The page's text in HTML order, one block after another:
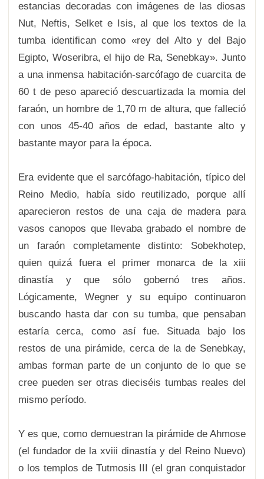
estancias decoradas con imágenes de las diosas
Nut, Neftis, Selket e Isis, al que los textos de la
tumba identifican como «rey del Alto y del Bajo
Egipto, Woseribra, el hijo de Ra, Senebkay». Junto
a una inmensa habitación-sarcófago de cuarcita de
60 t de peso apareció descuartizada la momia del
faraón, un hombre de 1,70 m de altura, que falleció
con unos 45-40 años de edad, bastante alto y
bastante mayor para la época.
Era evidente que el sarcófago-habitación, típico del
Reino Medio, había sido reutilizado, porque allí
aparecieron restos de una caja de madera para
vasos canopos que llevaba grabado el nombre de
un faraón completamente distinto: Sobekhotep,
quien quizá fuera el primer monarca de la xiii
dinastía y que sólo gobernó tres años.
Lógicamente, Wegner y su equipo continuaron
buscando hasta dar con su tumba, que pensaban
estaría cerca, como así fue. Situada bajo los
restos de una pirámide, cerca de la de Senebkay,
ambas forman parte de un conjunto de lo que se
cree pueden ser otras dieciséis tumbas reales del
mismo período.
Y es que, como demuestran la pirámide de Ahmose
(el fundador de la xviii dinastía y del Reino Nuevo)
o los templos de Tutmosis III (el gran conquistador